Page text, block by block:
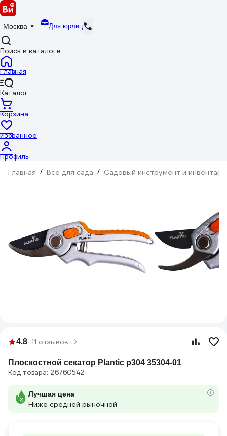
Москва Для юрлиц
Поиск в каталоге
Главная
Каталог
Корзина
Избранное
Профиль
Главная / Всё для сада / Садовый инструмент и инвентарь
4.8 11 отзывов
Плоскостной секатор Plantic p304 35304-01
Код товара: 26760542
Лучшая цена
Ниже средней рыночной